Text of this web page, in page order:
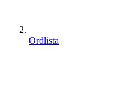
Ordlista